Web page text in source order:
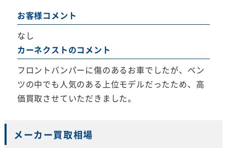
お客様コメント
なし
カーネクストのコメント
フロントバンパーに傷のあるお車でしたが、ベン
ツの中でも人気のある上位モデルだったため、高
価買取させていただきました。
メーカー買取相場